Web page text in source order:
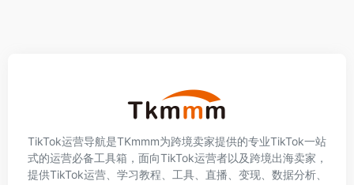
TikTok运营导航是TKmmm为跨境卖家提供的专业TikTok一站
式的运营必备工具箱，面向TikTok运营者以及跨境出海卖家，
提供TikTok运营、学习教程、工具、直播、变现、数据分析、